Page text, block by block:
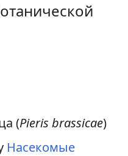
(Pieris brassicae)
Насекомые